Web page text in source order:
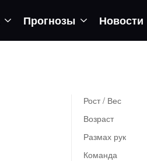
Прогнозы Новости
Рост / Вес
Возраст
Размах рук
Команда